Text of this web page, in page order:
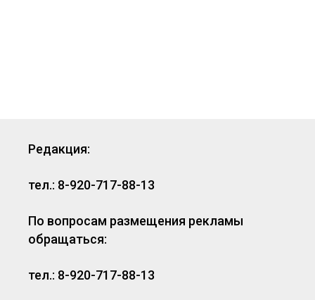
Редакция:
тел.: 8-920-717-88-13
По вопросам размещения рекламы
обращаться:
тел.: 8-920-717-88-13